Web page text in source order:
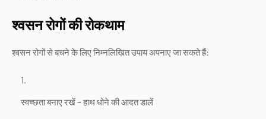
श्वसन रोगों की रोकथाम
श्वसन रोगों से बचने के लिए निम्नलिखित उपाय अपनाए जा सकते हैं:
स्वच्छता बनाए रखें – हाथ धोने की आदत डालें